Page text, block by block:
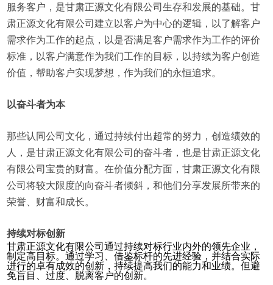
服务客户，是甘肃正源文化有限公司生存和发展的基础。甘
肃正源文化有限公司建立以客户为中心的逻辑，以了解客户
需求作为工作的起点，以是否满足客户需求作为工作的评价
标准，以客户满意作为我们工作的目标，以持续为客户创造
价值，帮助客户实现梦想，作为我们的永恒追求。
以奋斗者为本
那些认同公司文化，通过持续付出超常的努力，创造绩效的
人，是甘肃正源文化有限公司的奋斗者，也是甘肃正源文化
有限公司宝贵的财富。在价值分配方面，甘肃正源文化有限
公司将较大限度的向奋斗者倾斜，和他们分享发展所带来的
荣誉、财富和成长。
持续对标创新
甘肃正源文化有限公司通过持续对标行业内外的领先企业，
制定高目标。通过学习、借鉴标杆的先进经验，并结合实际
进行的卓有成效的创新，持续提高我们的能力和业绩。但避
免盲目、过度、脱离客户的创新。